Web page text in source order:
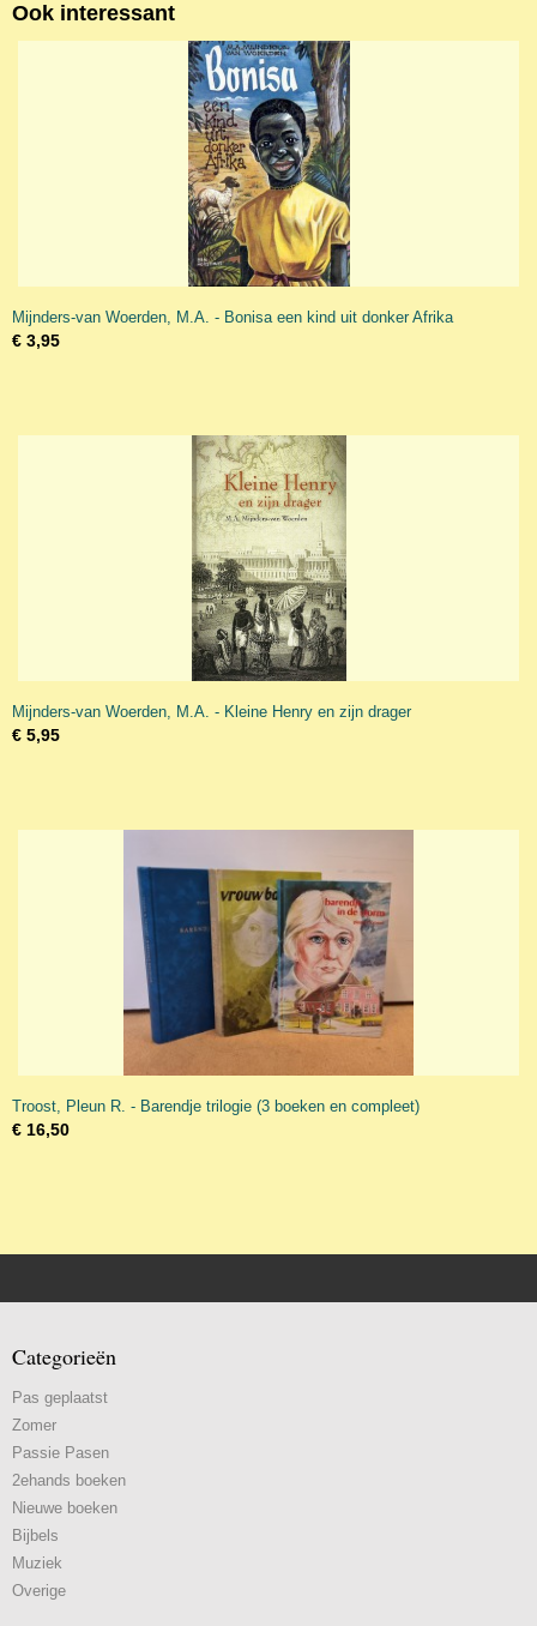
Ook interessant
Mijnders-van Woerden, M.A. - Bonisa een kind uit donker Afrika
€ 3,95
Mijnders-van Woerden, M.A. - Kleine Henry en zijn drager
€ 5,95
Troost, Pleun R. - Barendje trilogie (3 boeken en compleet)
€ 16,50
Categorieën
Pas geplaatst
Zomer
Passie Pasen
2ehands boeken
Nieuwe boeken
Bijbels
Muziek
Overige